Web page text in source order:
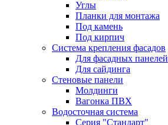
Углы
Планки для монтажа
Под камень
Под кирпич
Система крепления фасадов
Для фасадных панелей
Для сайдинга
Стеновые панели
Молдинги
Вагонка ПВХ
Водосточная система
Серия "Стандарт"